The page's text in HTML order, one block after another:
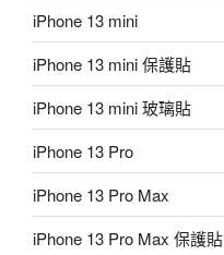
iPhone 13 mini
iPhone 13 mini 保護貼
iPhone 13 mini 玻璃貼
iPhone 13 Pro
iPhone 13 Pro Max
iPhone 13 Pro Max 保護貼